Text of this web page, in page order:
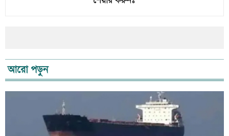
আরো পড়ুন